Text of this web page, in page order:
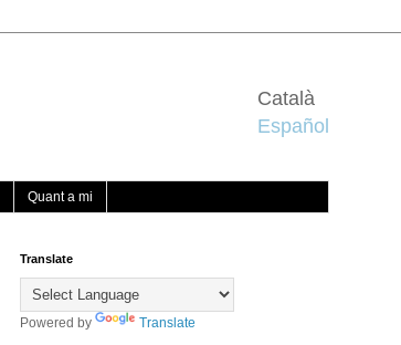
Català
Español
Quant a mi
Translate
Powered by Translate